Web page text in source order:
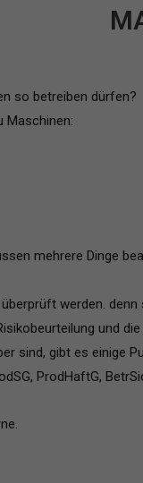
so betreiben dürfen?
Maschinen:
mehrere Dinge
werden.
und
sind, gibt es einige
ProdHaftG,